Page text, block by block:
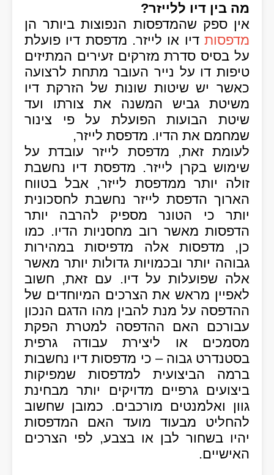
מה בין דיו ללייזר?
אין ספק שהמדפסות הנפוצות ביותר הן
מדפסות דיו או לייזר. מדפסת דיו פועלת
על בסיס סדרת מזרקים זעירים המתיזים
טיפות דו על נייר העובר מתחת לרצועה
כאשר יש שיטות שונות של הזרקת דיו
משיטת גביש המשנה את צורתו ועד
שיטת הבועות הפועלת על פי צינור
שמחמם את הדיו. מדפסת לייזר,
לעומת זאת, מדפסת לייזר עובדת על
שימוש בקרן לייזר. מדפסת דיו נחשבת
זולה יותר ממדפסת לייזר, אבל בטווח
הארוך הדפסת לייזר נחשבת לחסכונית
יותר כי הטונר מספיק להרבה יותר
הדפסות מאשר רוב מחסניות הדיו. כמו
כן, מדפסות אלה מדפיסות במהירות
גבוהה יותר ובכמויות גדולות יותר מאשר
אלה שפועלות על דיו. עם זאת, חשוב
לאפיין מראש את הצרכים המיוחדים של
ההדפסה על מנת להבין מהו הדגם הנכון
עבורכם האם ההדפסה למטרת הפקת
מסמכים או ליצירת עבודה גרפית
בסטנדרט גבוה – כי מדפסות דיו נחשבות
ברמה הביצועית למדפסות שמפיקות
ביצועים גרפיים מדויקים יותר מבחינת
גוון ואלמנטים מורכבים. כמובן שחשוב
להחליט מבעוד מועד האם המדפסות
יהיו בשחור לבן או בצבע, לפי הצרכים
האישיים.